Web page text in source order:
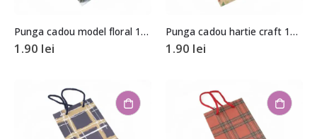
Punga cadou model floral 14,5×11,5x5cm
1.90 lei
Punga cadou hartie craft 14×11,5x6cm
1.90 lei